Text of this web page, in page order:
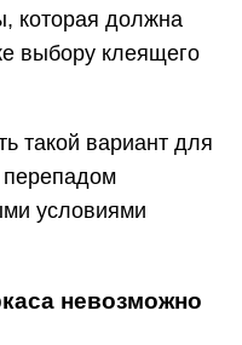
которая должна
выбору клеящего
такой вариант для
условиями
невозможно